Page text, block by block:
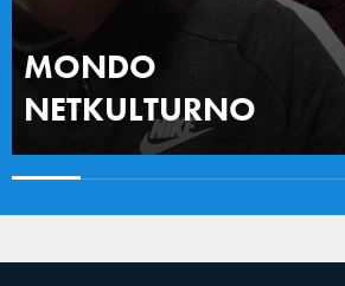
MONDO
NETKULTURNO